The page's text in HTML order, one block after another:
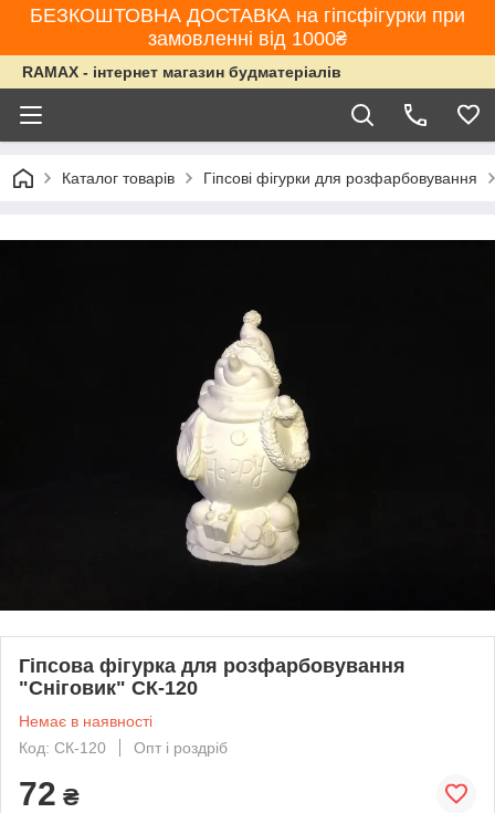
БЕЗКОШТОВНА ДОСТАВКА на гіпсфігурки при
замовленні від 1000₴
RAMAX - інтернет магазин будматеріалів
Каталог товарів Гіпсові фігурки для розфарбовування
Гіпсова фігурка для розфарбовування
"Сніговик" СК-120
Немає в наявності
Код: СК-120
Опт і роздріб
72 ₴